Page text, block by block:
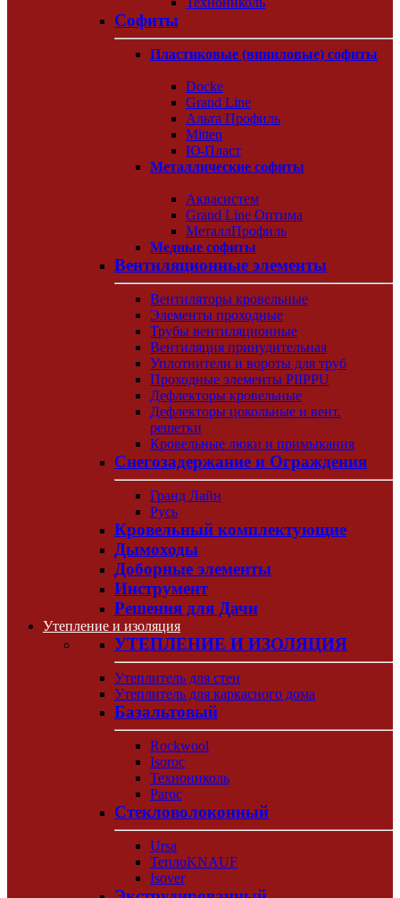
Софиты
Пластиковые (виниловые) софиты
Docke
Grand Line
Альта Профиль
Mitten
Ю-Пласт
Металлические софиты
Аквасистем
Grand Line Оптима
МеталлПрофиль
Медные софиты
Вентиляционные элементы
Вентиляторы кровельные
Элементы проходные
Трубы вентиляционные
Вентиляция принудительная
Уплотнители и вороты для труб
Проходные элементы PIIPPU
Дефлекторы кровельные
Дефлекторы цокольные и вент.
решетки
Кровельные люки и примыкания
Снегозадержание и Ограждения
Гранд Лайн
Русь
Кровельный комплектующие
Дымоходы
Доборные элементы
Инструмент
Решения для Дачи
Утепление и изоляция
УТЕПЛЕНИЕ И ИЗОЛЯЦИЯ
Утеплитель для стен
Утеплитель для каркасного дома
Базальтовый
Rockwool
Isoroc
Технониколь
Paroc
Стекловолоконный
Ursa
ТеплоKNAUF
Isover